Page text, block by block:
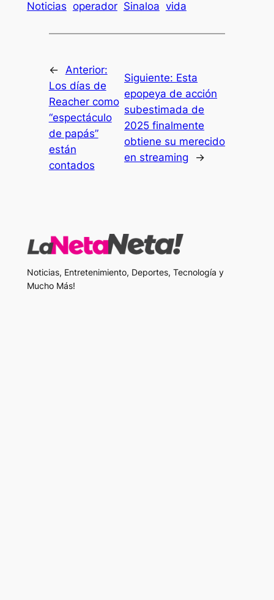
Noticias operador Sinaloa vida
←
Anterior:
Los días de
Reacher como
“espectáculo
de papás”
están
contados
Siguiente: Esta
epopeya de acción
subestimada de
2025 finalmente
obtiene su merecido
en streaming
→
Noticias, Entretenimiento, Deportes, Tecnología y
Mucho Más!